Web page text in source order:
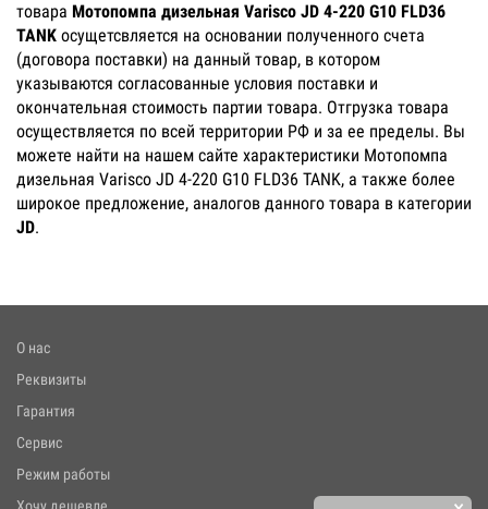
товара Мотопомпа дизельная Varisco JD 4-220 G10 FLD36
TANK осущетсвляется на основании полученного счета
(договора поставки) на данный товар, в котором
указываются согласованные условия поставки и
окончательная стоимость партии товара. Отгрузка товара
осуществляется по всей территории РФ и за ее пределы. Вы
можете найти на нашем сайте характеристики Мотопомпа
дизельная Varisco JD 4-220 G10 FLD36 TANK, а также более
широкое предложение, аналогов данного товара в категории
JD.
О нас
Реквизиты
Гарантия
Сервис
Режим работы